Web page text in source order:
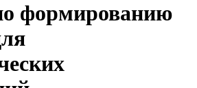
формированию